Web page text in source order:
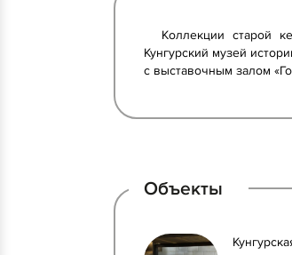
Коллекции старой
Кунгурский музей
с выставочным залом
Объекты